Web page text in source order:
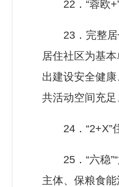
22．“蓉欧+”
23．完整居住
居住社区为基
出建设安全健
共活动空间充
24．“2+X”住
25．“六稳”“
主体、保粮食